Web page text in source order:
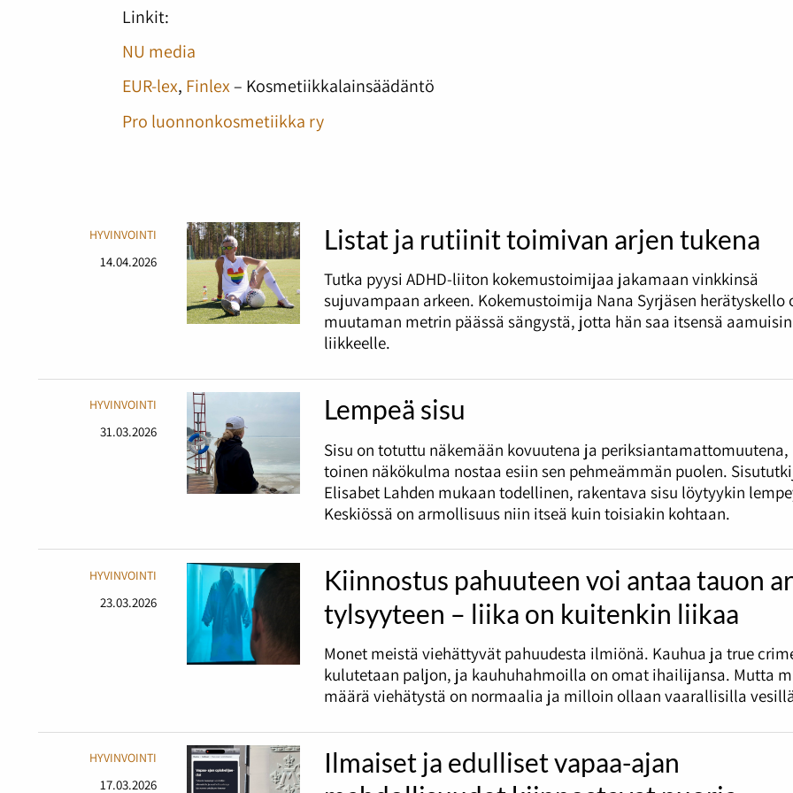
Linkit:
NU media
EUR-lex, Finlex– Kosmetiikkalainsäädäntö
Pro luonnonkosmetiikka ry
HYVINVOINTI
14.04.2026
Listat ja rutiinit toimivan arjen tukena
Tutka pyysi ADHD-liiton kokemustoimijaa jakamaan vinkkinsä
sujuvampaan arkeen. Kokemustoimija Nana Syrjäsen herätyskello
muutaman metrin päässä sängystä, jotta hän saa itsensä aamuisin
liikkeelle.
HYVINVOINTI
31.03.2026
Lempeä sisu
Sisu on totuttu näkemään kovuutena ja
toinen näkökulma nostaa esiin sen pehmeämmän puolen.
Elisabet Lahden mukaan todellinen, rakentava sisu löytyykin
Keskiössä on armollisuus niin itseä kuin toisiakin kohtaan.
HYVINVOINTI
23.03.2026
Kiinnostus pahuuteen voi antaa tauon
tylsyyteen – liika on kuitenkin liikaa
Monet meistä viehättyvät pahuudesta ilmiönä. Kauhua ja true
kulutetaan paljon, ja kauhuhahmoilla on omat ihailijansa. Mutta
määrä viehätystä on normaalia ja milloin ollaan vaarallisilla
HYVINVOINTI
17.03.2026
Ilmaiset ja edulliset vapaa-ajan